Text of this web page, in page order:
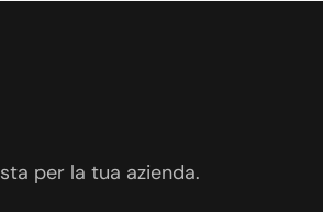
per la tua azienda.